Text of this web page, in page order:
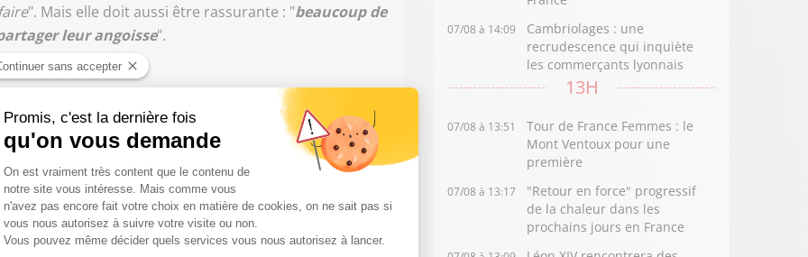
". Mais elle doit aussi être rassurante : "beaucoup de
leur angoisse".
00:00
Utilisez
les
flèches
pour
pas sous-estimer le problème"
directeur médical adjoint du Samu de Rouen :
07/08 à 14:09
Cambriolages : une
recrudescence qui inquiète
les commerçants lyonnais
13H
07/08 à 13:51
Tour de France Femmes : le
Mont Ventoux pour une
première
07/08 à 13:17
"Retour en force" progressif
de la chaleur dans les
prochains jours en France